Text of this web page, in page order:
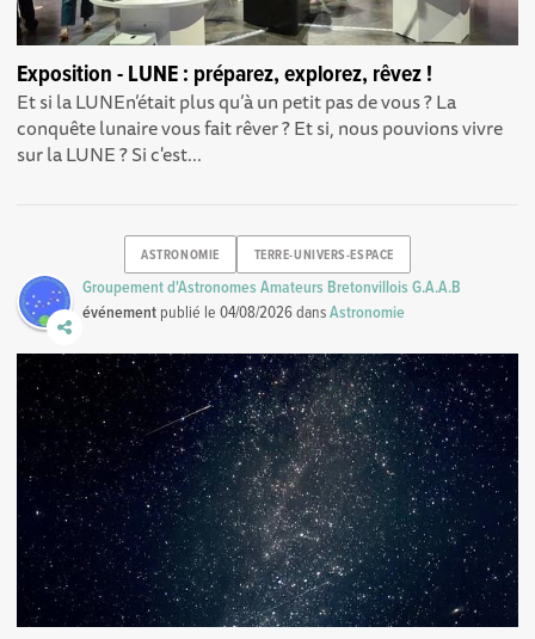
Exposition - LUNE : préparez, explorez, rêvez !
Et si la LUNEn’était plus qu’à un petit pas de vous ? La
conquête lunaire vous fait rêver ? Et si, nous pouvions vivre
sur la LUNE ? Si c'est...
ASTRONOMIE TERRE-UNIVERS-ESPACE
Groupement d'Astronomes Amateurs Bretonvillois G.A.A.B
événement publié le04/08/2026dansAstronomie